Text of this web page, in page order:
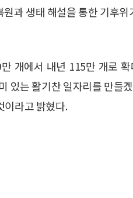
과 생태 해설을 통한 기후
개에서 내년 115만 개로
있는 활기찬 일자리를 만들
이라고 밝혔다.